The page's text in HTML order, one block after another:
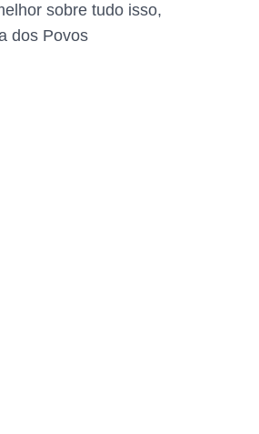
sobre tudo isso,
dos Povos